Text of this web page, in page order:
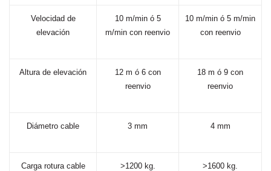
Velocidad de
elevación
10 m/min ó 5
m/min con reenvio
10 m/min ó 5 m/min
con reenvio
Altura de elevación 12 m ó 6 con
reenvio
18 m ó 9 con
reenvio
Diámetro cable 3 mm 4 mm
Carga rotura cable >1200 kg. >1600 kg.